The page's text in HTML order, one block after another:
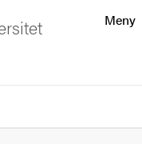
Meny